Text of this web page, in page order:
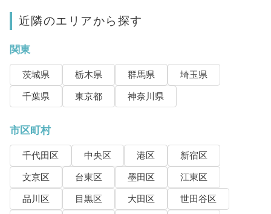
近隣のエリアから探す
関東
茨城県 栃木県 群馬県
埼玉県
千葉県
東京都 神奈川県
市区町村
千代田区 中央区 港区
新宿区
文京区
台東区 墨田区
江東区
品川区
目黒区 大田区
世田谷区